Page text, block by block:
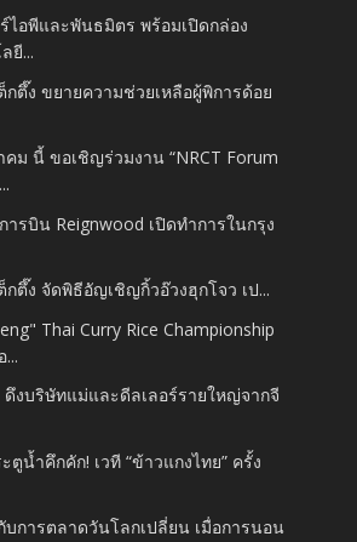
ไอพีและพันธมิตร พร้อมเปิดกล่อง
ยี...
กตึ๊ง ขยายความช่วยเหลือผู้พิการด้อย
คม นี้ ขอเชิญร่วมงาน “NRCT Forum
รบิน Reignwood เปิดทำการในกรุง
กตึ๊ง จัดพิธีอัญเชิญกิ้วอ๊วงฮุกโจว เป...
Thai Curry Rice Championship
ดึงบริษัทแม่และดีลเลอร์รายใหญ่จากจี
ตูน้ำคึกคัก! เวที “ข้าวแกงไทย” ครั้ง
บการตลาดวันโลกเปลี่ยน เมื่อการนอน